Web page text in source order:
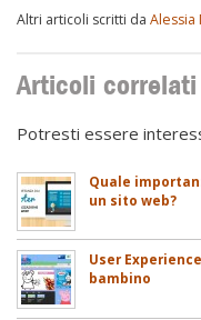
Altri articoli scritti da Alessia
Articoli correlati
Potresti essere
Quale
un sito web?
User
bambino